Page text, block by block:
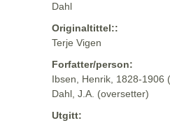
Dahl
Originaltittel::
Terje Vigen
Forfatter/person:
Ibsen, Henrik, 1828-1906
Dahl, J.A. (oversetter)
Utgitt: